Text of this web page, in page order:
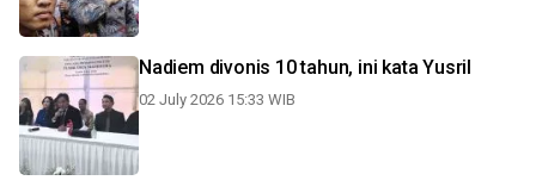
Nadiem divonis 10 tahun, ini kata Yusril
02 July 2026 15:33 WIB